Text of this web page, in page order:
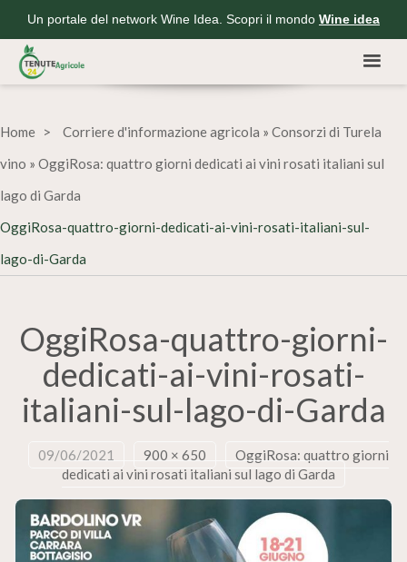
Un portale del network Wine Idea. Scopri il mondo Wine idea
Home Corriere d'informazione agricola » Consorzi di Turela
vino » OggiRosa: quattro giorni dedicati ai vini rosati italiani sul
lago di Garda
OggiRosa-quattro-giorni-dedicati-ai-vini-rosati-italiani-sul-
lago-di-Garda
OggiRosa-quattro-giorni-
dedicati-ai-vini-rosati-
italiani-sul-lago-di-Garda
09/06/2021 900 × 650
OggiRosa: quattro giorni
dedicati ai vini rosati italiani sul lago di Garda